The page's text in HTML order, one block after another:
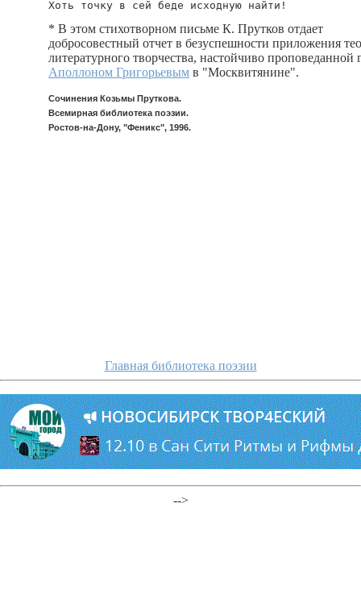
* В этом стихотворном письме К. Прутков отдает
добросовестный отчет в безуспешности приложения
литературного творчества, настойчиво проповеданной
Аполлоном Григорьевым в "Москвитянине".
Сочинения Козьмы Пруткова.
Всемирная библиотека поэзии.
Ростов-на-Дону, "Феникс", 1996.
Главная библиотека поэзии
-->